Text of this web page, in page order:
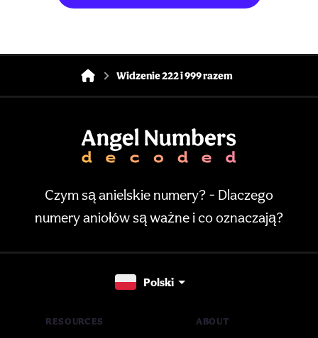
Widzenie 222 i 999 razem
Czym są anielskie numery? - Dlaczego
numery aniołów są ważne i co oznaczają?
Polski
RESOURCES ABOUT